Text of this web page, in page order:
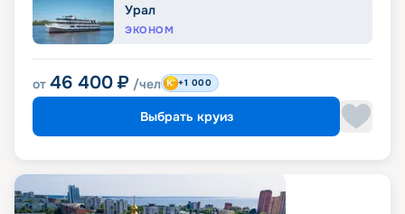
Урал
ЭКОНОМ
от 46 400 ₽ /чел +1 000
Выбрать круиз